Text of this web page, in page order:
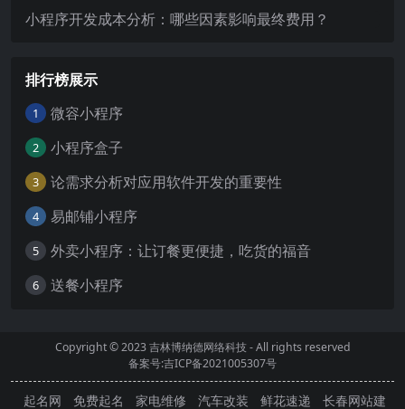
小程序开发成本分析：哪些因素影响最终费用？
排行榜展示
1 微容小程序
2 小程序盒子
3 论需求分析对应用软件开发的重要性
4 易邮铺小程序
5 外卖小程序：让订餐更便捷，吃货的福音
6 送餐小程序
Copyright © 2023吉林博纳德网络科技- All rights reserved
备案号:吉ICP备2021005307号
起名网 免费起名 家电维修 汽车改装 鲜花速递 长春网站建